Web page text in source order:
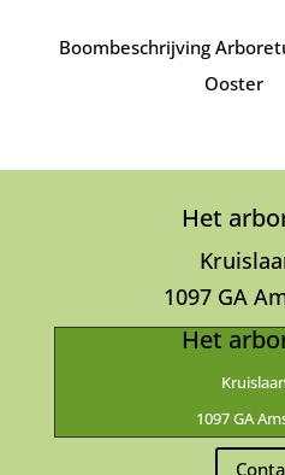
Boombeschrijving
Ooster
Het
1097 GA
Het
1097 GA